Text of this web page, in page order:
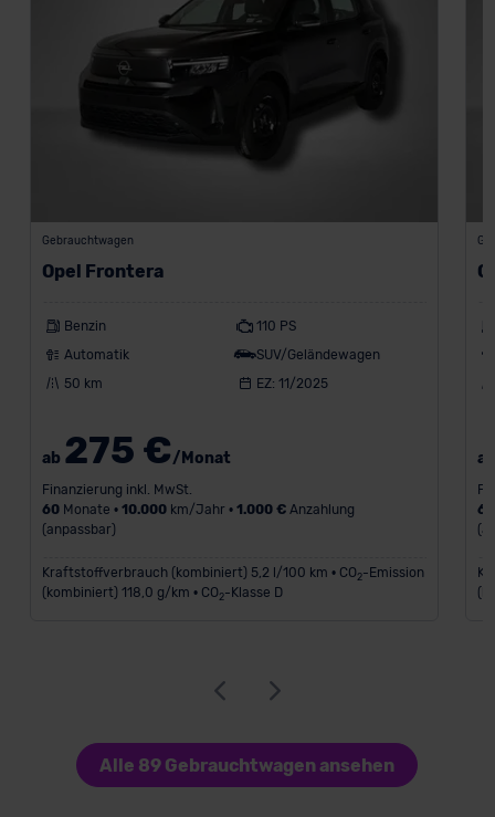
Gebrauchtwagen
Opel Frontera
Benzin
110 PS
Automatik
SUV/Geländewagen
50 km
EZ: 11/2025
ab 275 €/Monat
Finanzierung inkl. MwSt.
60Monate • 10.000km/Jahr • 1.000 €Anzahlung
(anpassbar)
Kraftstoffverbrauch (kombiniert) 5,2 l/100 km • CO 2-Emission
(kombiniert) 118,0 g/km • CO 2-Klasse D
60
Alle 89 Gebrauchtwagen ansehen